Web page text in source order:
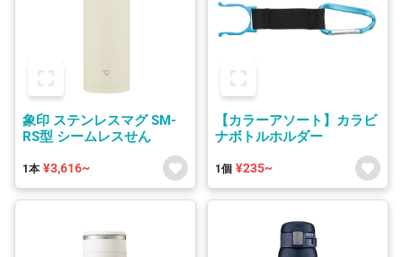
象印 ステンレスマグ SM-
RS型 シームレスせん
1本 ¥3,616~
【カラーアソート】カラビ
ナボトルホルダー
1個 ¥235~